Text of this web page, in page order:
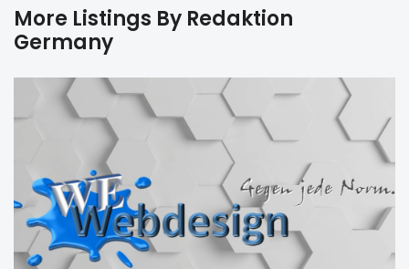
More Listings By Redaktion
Germany